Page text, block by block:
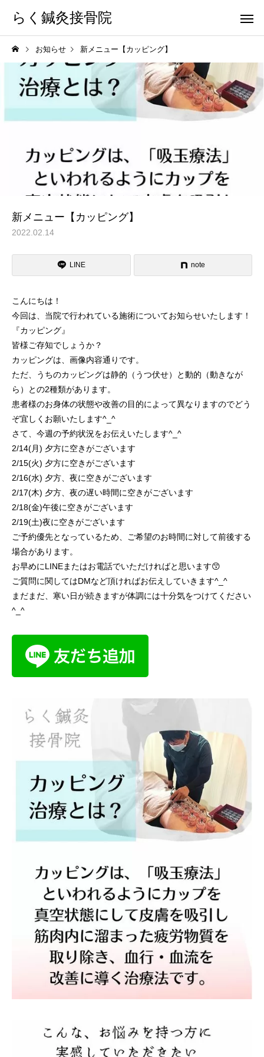
らく鍼灸接骨院
お知らせ 新メニュー【カッピング】
新メニュー【カッピング】
2022.02.14
LINE note
こんにちは！
今回は、当院で行われている施術についてお知らせいたします！
『カッピング』
皆様ご存知でしょうか？
カッピングは、画像内容通りです。
ただ、うちのカッピングは静的（うつ伏せ）と動的（動きなが
ら）との2種類があります。
患者様のお身体の状態や改善の目的によって異なりますのでどう
ぞ宜しくお願いたします^_^
さて、今週の予約状況をお伝えいたします^_^
2/14(月) 夕方に空きがございます
2/15(火) 夕方に空きがございます
2/16(水) 夕方、夜に空きがございます
2/17(木) 夕方、夜の遅い時間に空きがございます
2/18(金)午後に空きがございます
2/19(土)夜に空きがございます
ご予約優先となっているため、ご希望のお時間に対して前後する
場合があります。
お早めにLINEまたはお電話でいただければと思います😙
ご質問に関してはDMなど頂ければお伝えしていきます^_^
まだまだ、寒い日が続きますが体調には十分気をつけてください
^_^